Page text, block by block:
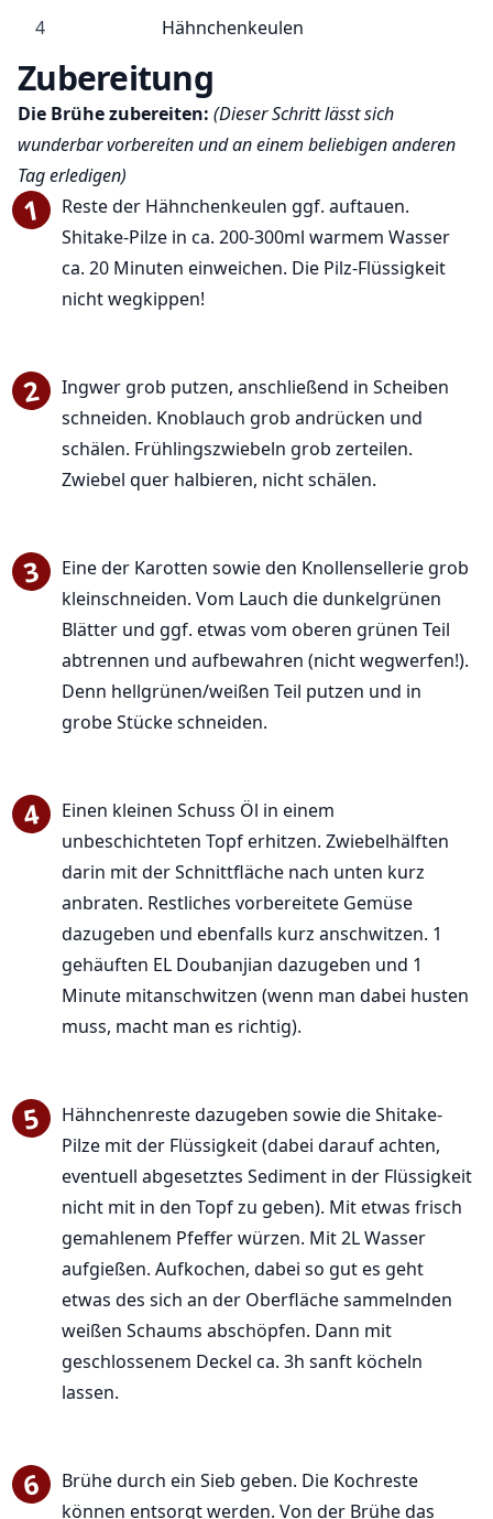
4 Hähnchenkeulen
Zubereitung
Die Brühe zubereiten: (Dieser Schritt lässt sich
wunderbar vorbereiten und an einem beliebigen anderen
Tag erledigen)
Reste der Hähnchenkeulen ggf. auftauen.
Shitake-Pilze in ca. 200-300ml warmem Wasser
ca. 20 Minuten einweichen. Die Pilz-Flüssigkeit
nicht wegkippen!
Ingwer grob putzen, anschließend in Scheiben
schneiden. Knoblauch grob andrücken und
schälen. Frühlingszwiebeln grob zerteilen.
Zwiebel quer halbieren, nicht schälen.
Eine der Karotten sowie den Knollensellerie grob
kleinschneiden. Vom Lauch die dunkelgrünen
Blätter und ggf. etwas vom oberen grünen Teil
abtrennen und aufbewahren (nicht wegwerfen!).
Denn hellgrünen/weißen Teil putzen und in
grobe Stücke schneiden.
Einen kleinen Schuss Öl in einem
unbeschichteten Topf erhitzen. Zwiebelhälften
darin mit der Schnittfläche nach unten kurz
anbraten. Restliches vorbereitete Gemüse
dazugeben und ebenfalls kurz anschwitzen. 1
gehäuften EL Doubanjian dazugeben und 1
Minute mitanschwitzen (wenn man dabei husten
muss, macht man es richtig).
Hähnchenreste dazugeben sowie die Shitake-
Pilze mit der Flüssigkeit (dabei darauf achten,
eventuell abgesetztes Sediment in der Flüssigkeit
nicht mit in den Topf zu geben). Mit etwas frisch
gemahlenem Pfeffer würzen. Mit 2L Wasser
aufgießen. Aufkochen, dabei so gut es geht
etwas des sich an der Oberfläche sammelnden
weißen Schaums abschöpfen. Dann mit
geschlossenem Deckel ca. 3h sanft köcheln
lassen.
Brühe durch ein Sieb geben. Die Kochreste
können entsorgt werden. Von der Brühe das